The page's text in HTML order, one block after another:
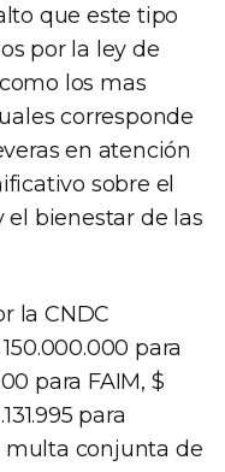
que este tipo
por la ley de
los mas
corresponde
en atención
sobre el
el bienestar de las
la CNDC
para
para FAIM, $
para
multa conjunta de